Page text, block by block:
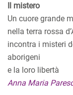
Il mistero
Un cuore grande
nella terra rossa
incontra i misteri
aborigeni
e la loro libertà
Anna Maria